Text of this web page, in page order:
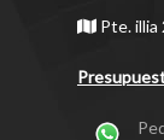
Pte. illia